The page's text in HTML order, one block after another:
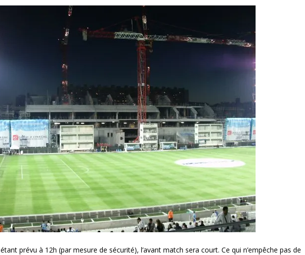
étant prévu à 12h (par mesure de sécurité), l’avant match sera court. Ce qui n’empêche pas de